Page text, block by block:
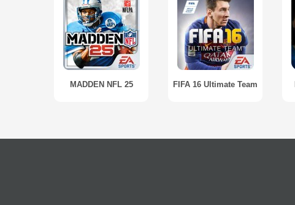
MADDEN NFL 25 FIFA 16 Ultimate Team